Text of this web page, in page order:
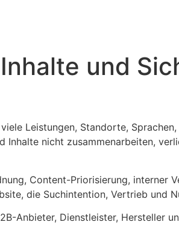
und
Leistungen, Standorte,
Inhalte nicht zusammenarbeiten,
Content-Priorisierung, interner
die Suchintention, Vertrieb und
Anbieter, Dienstleister, Hersteller